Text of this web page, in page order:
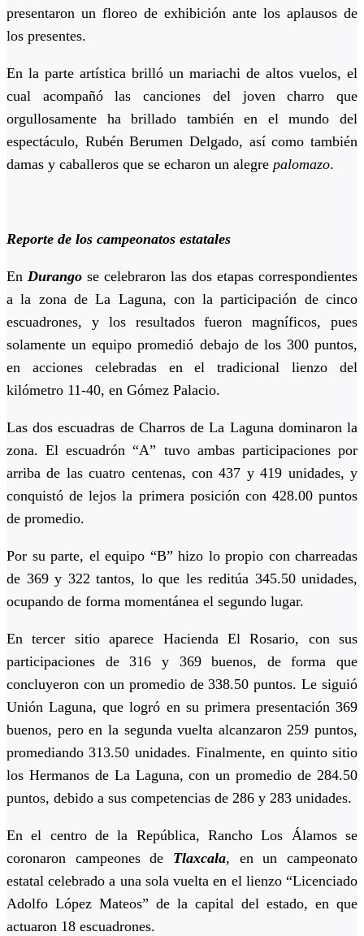
presentaron un floreo de exhibición ante los aplausos de
los presentes.
En la parte artística brilló un mariachi de altos vuelos, el
cual acompañó las canciones del joven charro que
orgullosamente ha brillado también en el mundo del
espectáculo, Rubén Berumen Delgado, así como también
damas y caballeros que se echaron un alegre palomazo.
Reporte de los campeonatos estatales
En Durango se celebraron las dos etapas correspondientes
a la zona de La Laguna, con la participación de cinco
escuadrones, y los resultados fueron magníficos, pues
solamente un equipo promedió debajo de los 300 puntos,
en acciones celebradas en el tradicional lienzo del
kilómetro 11-40, en Gómez Palacio.
Las dos escuadras de Charros de La Laguna dominaron la
zona. El escuadrón “A” tuvo ambas participaciones por
arriba de las cuatro centenas, con 437 y 419 unidades, y
conquistó de lejos la primera posición con 428.00 puntos
de promedio.
Por su parte, el equipo “B” hizo lo propio con charreadas
de 369 y 322 tantos, lo que les reditúa 345.50 unidades,
ocupando de forma momentánea el segundo lugar.
En tercer sitio aparece Hacienda El Rosario, con sus
participaciones de 316 y 369 buenos, de forma que
concluyeron con un promedio de 338.50 puntos. Le siguió
Unión Laguna, que logró en su primera presentación 369
buenos, pero en la segunda vuelta alcanzaron 259 puntos,
promediando 313.50 unidades. Finalmente, en quinto sitio
los Hermanos de La Laguna, con un promedio de 284.50
puntos, debido a sus competencias de 286 y 283 unidades.
En el centro de la República, Rancho Los Álamos se
coronaron campeones de Tlaxcala, en un campeonato
estatal celebrado a una sola vuelta en el lienzo “Licenciado
Adolfo López Mateos” de la capital del estado, en que
actuaron 18 escuadrones.